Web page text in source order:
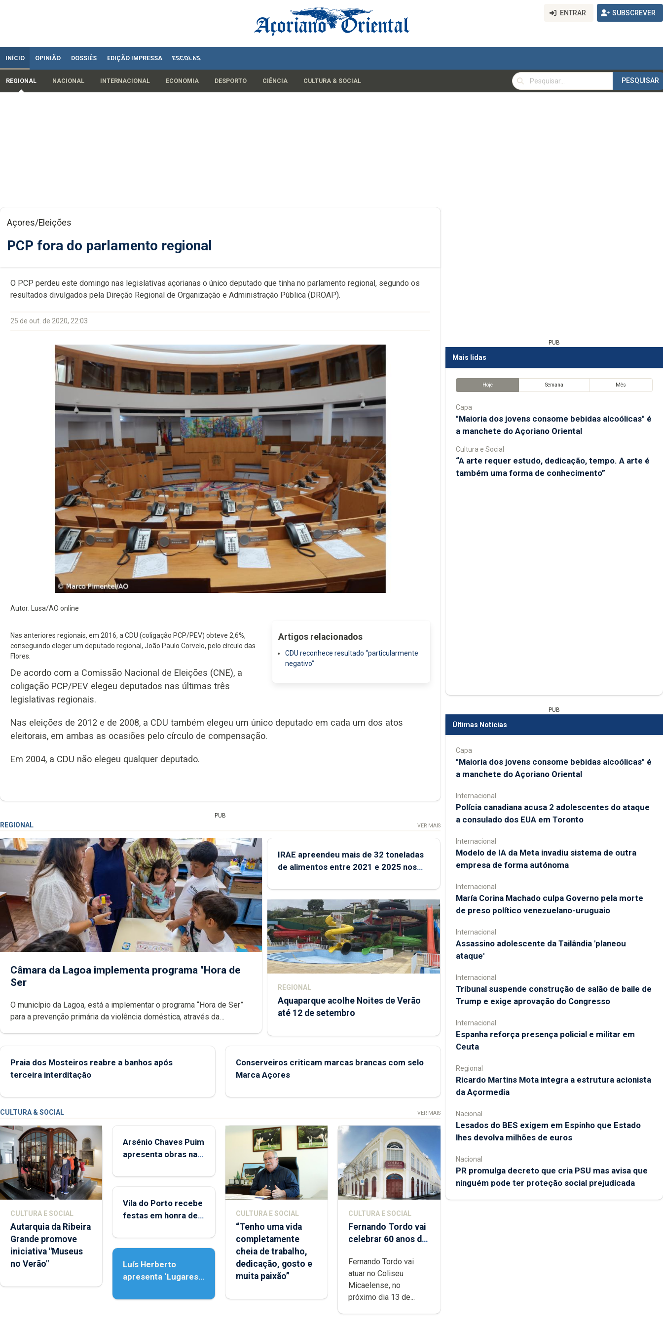
ENTRAR SUBSCREVER
INÍCIO OPINIÃO DOSSIÊS EDIÇÃO IMPRESSA ESCOLAS
REGIONAL NACIONAL INTERNACIONAL ECONOMIA DESPORTO CIÊNCIA CULTURA & SOCIAL
PESQUISAR
PESQUISAR
Açores/Eleições
PCP fora do parlamento regional
O PCP perdeu este domingo nas legislativas açorianas o único deputado que tinha no parlamento regional, segundo os
resultados divulgados pela Direção Regional de Organização e Administração Pública (DROAP).
25 de out. de 2020, 22:03
Autor: Lusa/AO online
Artigos relacionados
CDU reconhece resultado “particularmente
negativo”
Nas anteriores regionais, em 2016, a CDU (coligação PCP/PEV) obteve 2,6%,
conseguindo eleger um deputado regional, João Paulo Corvelo, pelo círculo das
Flores.
De acordo com a Comissão Nacional de Eleições (CNE), a
coligação PCP/PEV elegeu deputados nas últimas três
legislativas regionais.
Nas eleições de 2012 e de 2008, a CDU também elegeu um único deputado em cada um dos atos
eleitorais, em ambas as ocasiões pelo círculo de compensação.
Em 2004, a CDU não elegeu qualquer deputado.
PUB
REGIONAL VER MAIS
Câmara da Lagoa implementa programa "Hora de
Ser
O município da Lagoa, está a implementar o programa “Hora de Ser”
para a prevenção primária da violência doméstica, através da
IRAE apreendeu mais de 32 toneladas
de alimentos entre 2021 e 2025 nos
REGIONAL
Aquaparque acolhe Noites de Verão
até 12 de setembro
Praia dos Mosteiros reabre a banhos após
terceira interditação
Conserveiros criticam marcas brancas com selo
Marca Açores
CULTURA & SOCIAL VER MAIS
CULTURA E SOCIAL
Autarquia da Ribeira
Grande promove
iniciativa "Museus
no Verão"
Arsénio Chaves Puim
apresenta obras na
Porto
Vila do Porto recebe
festas em honra de
Assunção
Luís Herberto
apresenta ‘Lugares
CULTURA E SOCIAL
“Tenho uma vida
completamente
cheia de trabalho,
dedicação, gosto e
muita paixão”
CULTURA E SOCIAL
Fernando Tordo vai
celebrar 60 anos de
Micaelense
Fernando Tordo vai
atuar no Coliseu
Micaelense, no
próximo dia 13 de...
PUB
Mais lidas
Hoje Semana Mês
Capa
"Maioria dos jovens consome bebidas alcoólicas" é
a manchete do Açoriano Oriental
Cultura e Social
“A arte requer estudo, dedicação, tempo. A arte é
também uma forma de conhecimento”
PUB
Últimas Notícias
Capa
"Maioria dos jovens consome bebidas alcoólicas" é
a manchete do Açoriano Oriental
Internacional
Polícia canadiana acusa 2 adolescentes do ataque
a consulado dos EUA em Toronto
Internacional
Modelo de IA da Meta invadiu sistema de outra
empresa de forma autónoma
Internacional
María Corina Machado culpa Governo pela morte
de preso político venezuelano-uruguaio
Internacional
Assassino adolescente da Tailândia 'planeou
ataque'
Internacional
Tribunal suspende construção de salão de baile de
Trump e exige aprovação do Congresso
Internacional
Espanha reforça presença policial e militar em
Ceuta
Regional
Ricardo Martins Mota integra a estrutura acionista
da Açormedia
Nacional
Lesados do BES exigem em Espinho que Estado
lhes devolva milhões de euros
Nacional
PR promulga decreto que cria PSU mas avisa que
ninguém pode ter proteção social prejudicada